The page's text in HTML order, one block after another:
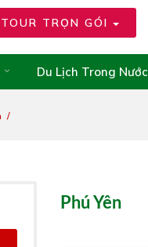
TOUR TRỌN GÓI
Du Lịch Trong Nước
Phú Yên